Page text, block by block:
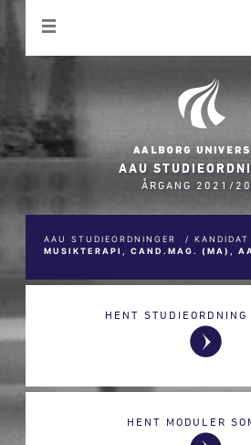
AAU
ÅRGANG 2021/
AAU STUDIEORDNINGER / KANDIDAT
MUSIKTERAPI, CAND.MAG. (MA),
HENT STUDIEORDNING
HENT MODULER